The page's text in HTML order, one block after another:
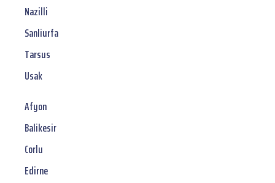
Nazilli
Sanliurfa
Tarsus
Usak
Afyon
Balikesir
Corlu
Edirne